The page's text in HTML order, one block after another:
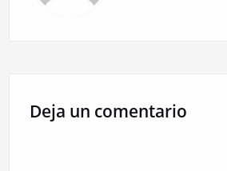
Deja un comentario